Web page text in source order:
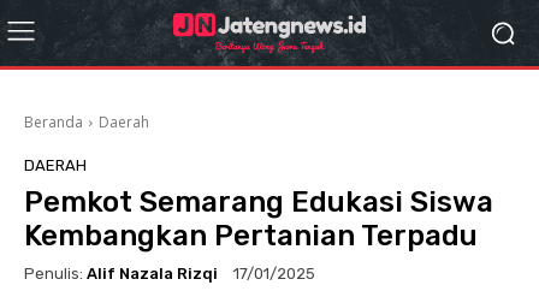
Beranda Daerah
DAERAH
Pemkot Semarang Edukasi Siswa
Kembangkan Pertanian Terpadu
Penulis: Alif Nazala Rizqi 17/01/2025